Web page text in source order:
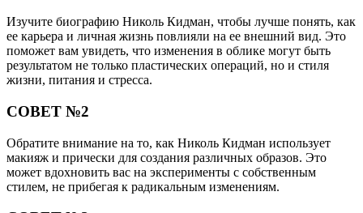
Изучите биографию Николь Кидман, чтобы лучше понять, как
ее карьера и личная жизнь повлияли на ее внешний вид. Это
поможет вам увидеть, что изменения в облике могут быть
результатом не только пластических операций, но и стиля
жизни, питания и стресса.
СОВЕТ №2
Обратите внимание на то, как Николь Кидман использует
макияж и прически для создания различных образов. Это
может вдохновить вас на эксперименты с собственным
стилем, не прибегая к радикальным изменениям.